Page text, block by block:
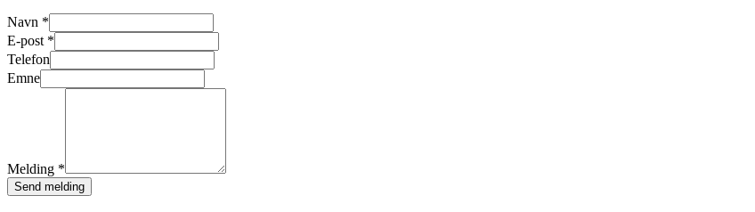
Navn *
E-post *
Telefon
Emne
Melding *
Send melding